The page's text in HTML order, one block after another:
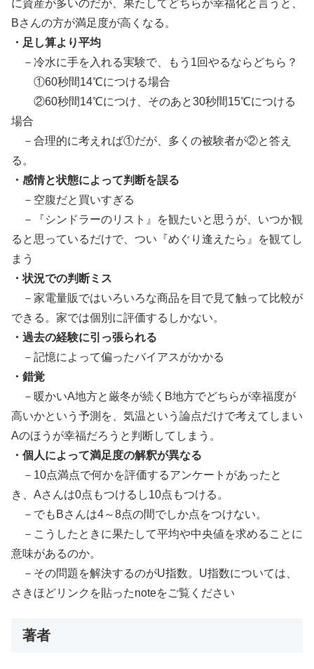
に資産が多いのだが、果たしてどちらが幸福化と言うと、
Bさんの方が満足度が高くなる。
・足し算より平均
－冷水に手を入れる実験で、もう1回やるならどちら？
①60秒間14℃につける場合
②60秒間14℃につけ、そのあと30秒間15℃につける
場合
－合理的に考えれば①だが、多くの被験者が②と答え
る。
・感情と状態によって判断を誤る
－空腹だと買いすぎる
－『シンドラーのリスト』を観たいと思うが、いつか観
ると思っているだけで、つい『めぐり逢えたら』を観てし
まう
・状況での判断ミス
－家電量販ではいろいろな商品を目で見て触って比較が
できる。家では個別に評価するしかない。
・過去の経験に引っ張られる
－記憶によって偏ったバイアスがかかる
・錯覚
－暖かいA地方と厳冬が続くB地方でどちらが幸福度が
高いかという予測を、気温という論点だけで考えてしまい
Aのほうが幸福だろうと判断してしまう。
・個人によって満足度の解釈が異なる
－10点満点で何かを評価するアンケートがあったと
き、Aさんは0点もつけるし10点もつける。
－でもBさんは4～8点の間でしか点をつけない。
－こうしたときに果たして平均や中央値を求めることに
意味があるのか。
－その問題を解決するのがU指数。U指数については、
さきほどリンクを貼ったnoteをご覧ください
著者